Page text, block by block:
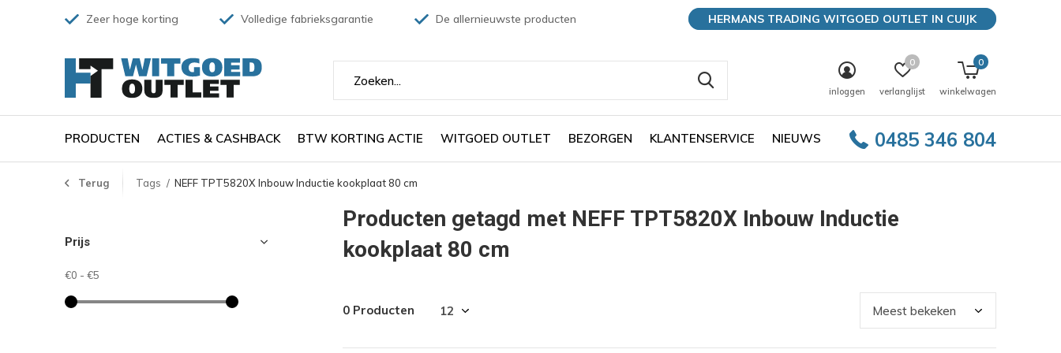
PRODUCTEN ACTIES & CASHBACK BTW KORTING ACTIE WITGOED OUTLET BEZORGEN KLANTENSERVICE NIEUWS 0485 346 804
inloggen verlanglijst
0
winkelwagen
0
Zeer hoge korting Volledige fabrieksgarantie De allernieuwste producten HERMANS TRADING WITGOED OUTLET IN CUIJK
Terug Tags NEFF TPT5820X Inbouw Inductie kookplaat 80 cm
Producten getagd met NEFF TPT5820X Inbouw Inductie
kookplaat 80 cm
0 Producten
Prijs
€0 - €5